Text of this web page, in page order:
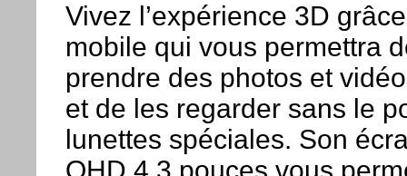
Vivez l’expérience 3D
mobile qui vous permettra
prendre des photos et
et de les regarder sans le
lunettes spéciales. Son